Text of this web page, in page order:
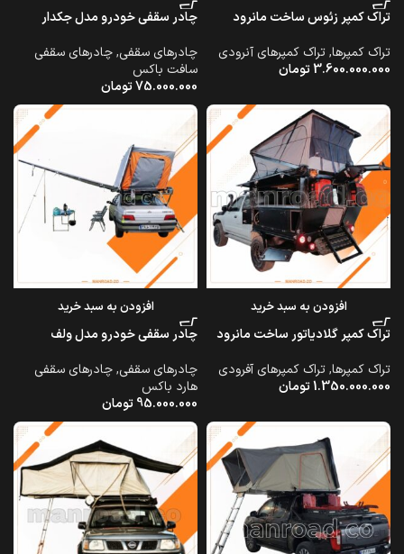
تراک کمپر زئوس ساخت مانرود
تراک کمپرها,تراک کمپرهای آنرودی
3.600.000.000تومان
چادر سقفی خودرو مدل جکدار
چادرهای سقفی,چادرهای سقفی
سافت باکس
75.000.000تومان
افزودن به سبد خرید
تراک کمپر گلادیاتور ساخت مانرود
تراک کمپرها,تراک کمپرهای آفرودی
1.350.000.000تومان
افزودن به سبد خرید
چادر سقفی خودرو مدل ولف
چادرهای سقفی,چادرهای سقفی
هارد باکس
95.000.000تومان